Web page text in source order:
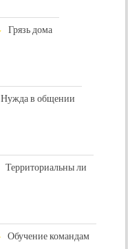
Грязь дома
Нужда в общении
Территориальны ли
Обучение командам